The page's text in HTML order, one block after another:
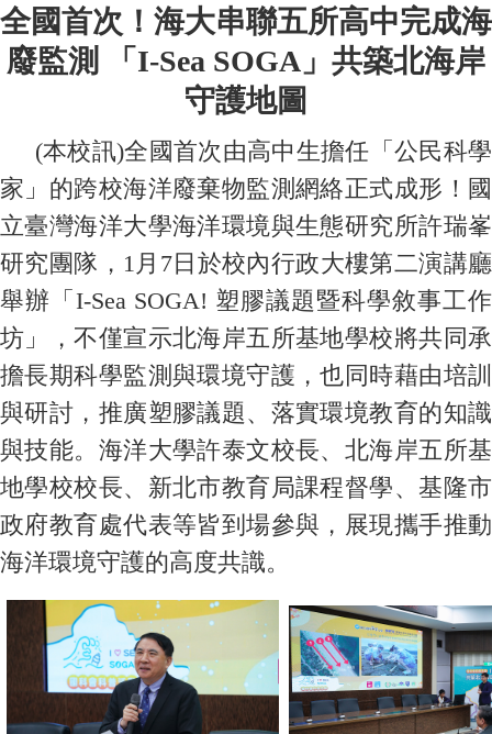
全國首次！海大串聯五所高中完成海
廢監測 「I-Sea SOGA」共築北海岸
守護地圖
(本校訊)全國首次由高中生擔任「公民科學
家」的跨校海洋廢棄物監測網絡正式成形！國
立臺灣海洋大學海洋環境與生態研究所許瑞峯
研究團隊，1月7日於校內行政大樓第二演講廳
舉辦「I-Sea SOGA! 塑膠議題暨科學敘事工作
坊」，不僅宣示北海岸五所基地學校將共同承
擔長期科學監測與環境守護，也同時藉由培訓
與研討，推廣塑膠議題、落實環境教育的知識
與技能。海洋大學許泰文校長、北海岸五所基
地學校校長、新北市教育局課程督學、基隆市
政府教育處代表等皆到場參與，展現攜手推動
海洋環境守護的高度共識。